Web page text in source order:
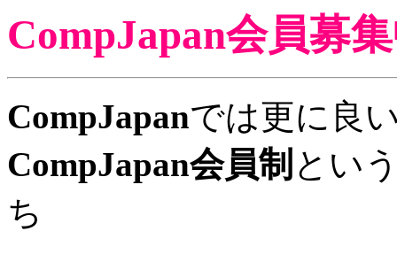
CompJapan会員募
CompJapanでは更に良
CompJapan会員制 とい
ち